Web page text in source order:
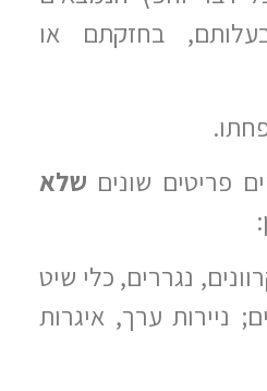
בחזקתם או
פריטים שונים שלא
נגררים, כלי שיט
ניירות ערך, איגרות